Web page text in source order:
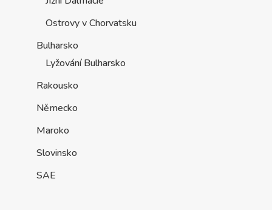
Ostrovy v Chorvatsku
Bulharsko
Lyžování Bulharsko
Rakousko
Německo
Maroko
Slovinsko
SAE